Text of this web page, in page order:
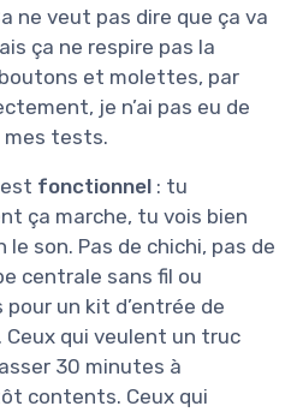
ne veut pas dire que ça va
ça ne respire pas la
et molettes, par
je n’ai pas eu de
tests.
fonctionnel : tu
ça marche, tu vois bien
le son. Pas de chichi, pas de
centrale sans fil ou
un kit d’entrée de
Ceux qui veulent un truc
30 minutes à
contents. Ceux qui